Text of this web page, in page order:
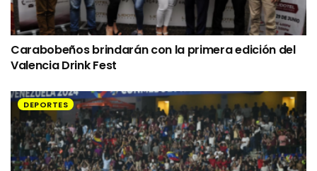
Carabobeños brindarán con la primera edición del
Valencia Drink Fest
DEPORTES